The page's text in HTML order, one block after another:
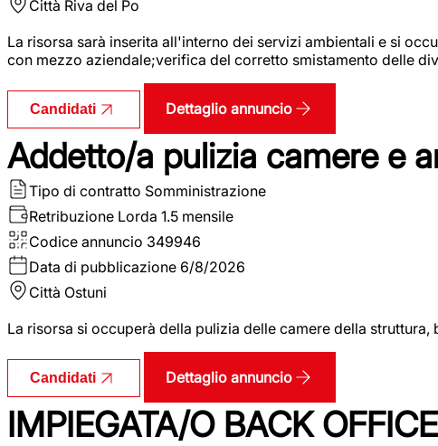
Città Riva del Po
La risorsa sarà inserita all'interno dei servizi ambientali e si
con mezzo aziendale;verifica del corretto smistamento delle
Candidati Dettaglio annuncio
Addetto/a pulizia camere e
Tipo di contratto Somministrazione
Retribuzione Lorda 1.5 mensile
Codice annuncio 349946
Data di pubblicazione 6/8/2026
Città Ostuni
La risorsa si occuperà della pulizia delle camere della
Candidati Dettaglio annuncio
IMPIEGATA/O BACK